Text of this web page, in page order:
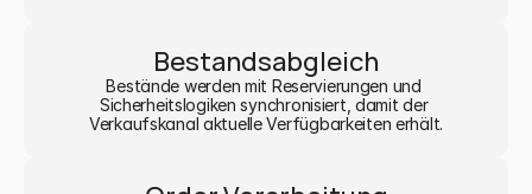
Bestandsabgleich
Bestände werden mit Reservierungen und
Sicherheitslogiken synchronisiert, damit der
Verkaufskanal aktuelle Verfügbarkeiten erhält.